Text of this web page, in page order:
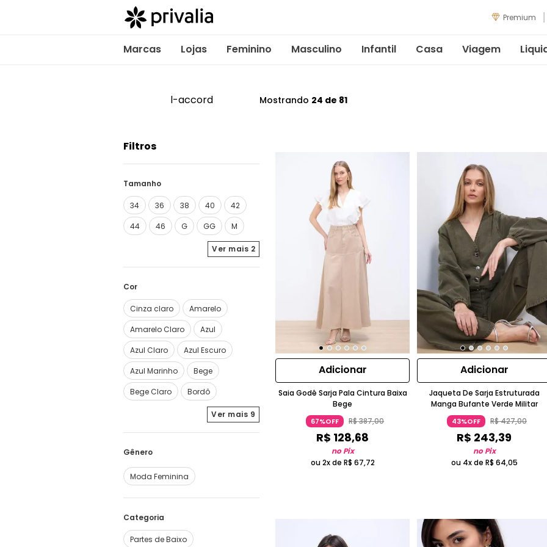
Premium
Marcas Lojas Feminino Masculino Infantil Casa Viagem
l-accord Mostrando 24 de 81
Filtros
Tamanho
34 36 38 40
42
44
46 G GG M
Ver mais 2
Cor
Cinza claro
Amarelo
Amarelo Claro
Azul
Azul Claro
Azul Escuro
Azul Marinho
Bege
Bege Claro
Bordô
Ver mais 9
Moda Feminina
Categoria
Partes de Baixo
Adicionar
Saia Godê Sarja Pala Cintura Baixa
Bege
67%OFF R$387,00
R$ 128,68
no Pix
ou 2x de R$ 67,72
Adicionar
Jaqueta De Sarja Estruturada
Manga Bufante Verde Militar
43%OFF R$427,00
R$ 243,39
no Pix
ou 4x de R$ 64,05